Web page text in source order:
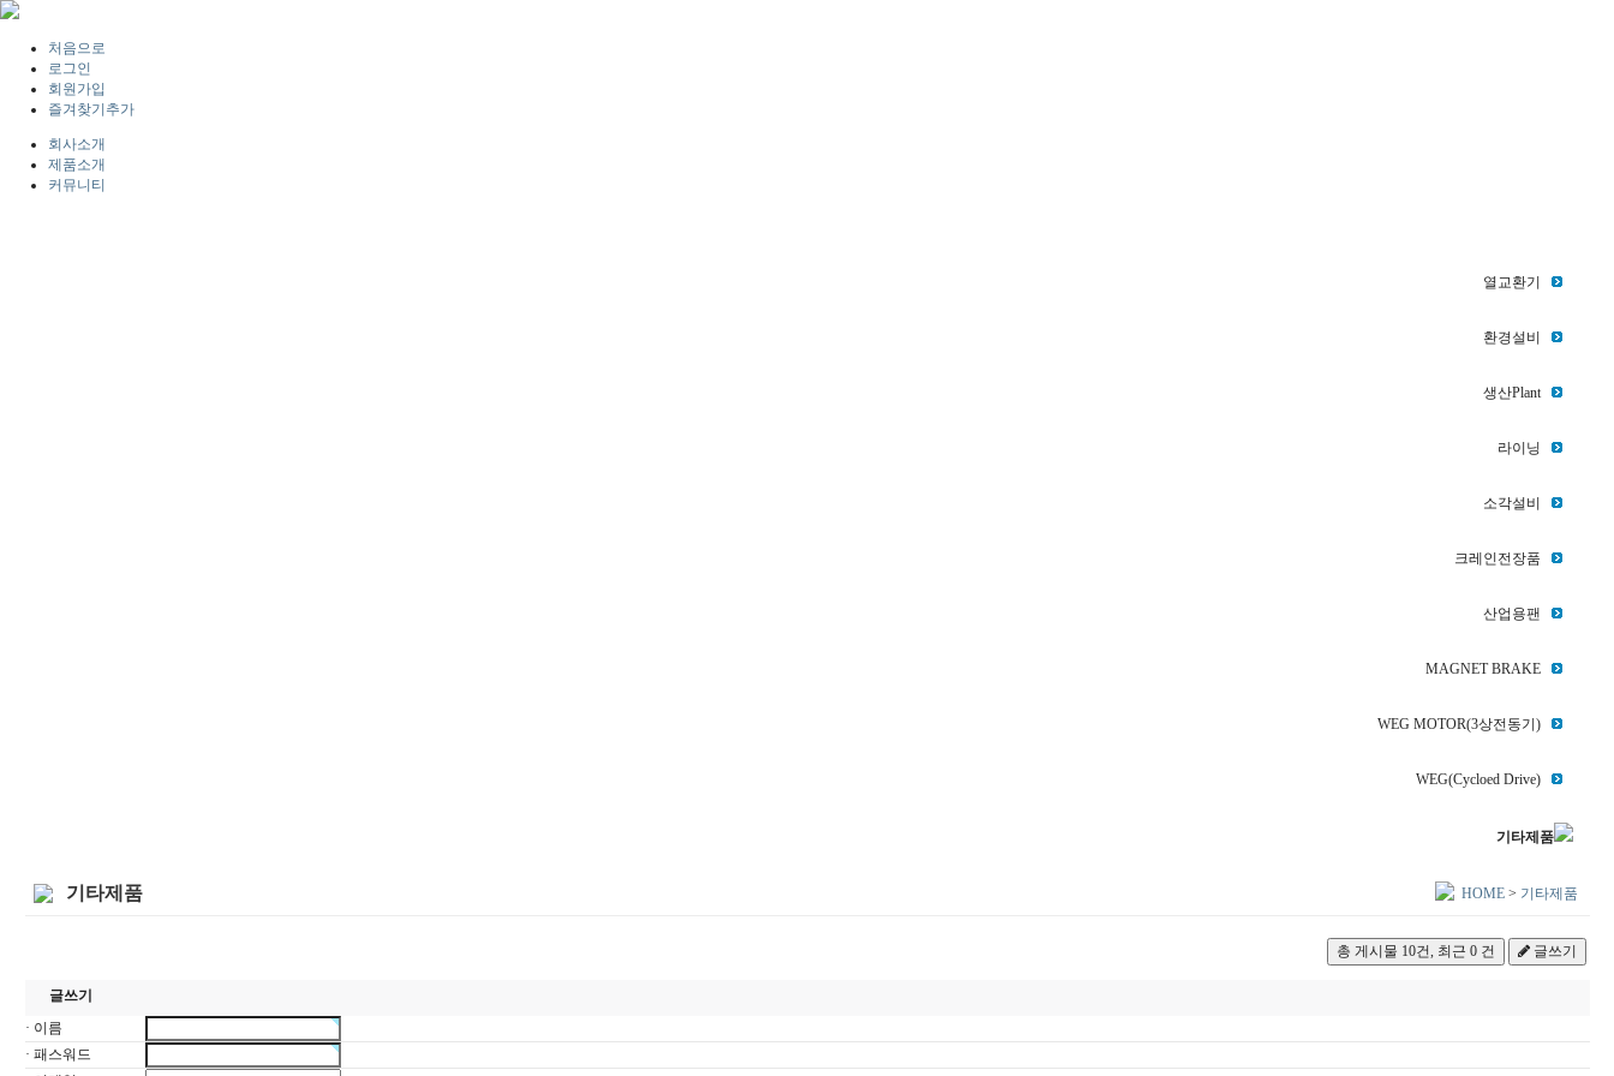
처음으로
로그인
회원가입
즐겨찾기추가
회사소개
제품소개
커뮤니티
열교환기
환경설비
생산Plant
라이닝
소각설비
크레인전장품
산업용팬
MAGNET BRAKE
WEG MOTOR(3상전동기)
WEG(Cycloed Drive)
기타제품
기타제품 HOME> 기타제품
총 게시물 10건, 최근 0 건 글쓰기
글쓰기
· 이름
· 패스워드